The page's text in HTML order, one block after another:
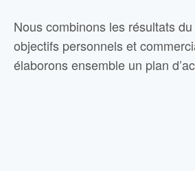
Nous combinons les résultats
objectifs personnels et
élaborons ensemble un plan